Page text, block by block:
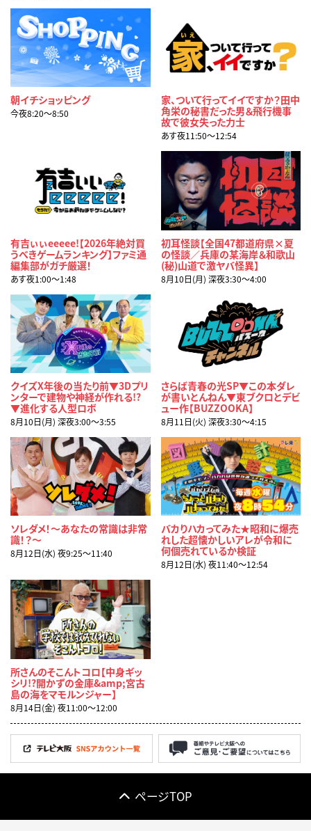
朝イチショッピング
今夜8:20〜8:50
家、ついて行ってイイですか？田中
角栄の秘書だった男＆飛行機事
故で彼女失った力士
あす夜11:50〜12:54
有吉ぃぃeeeee!【2026年絶対買
うべきゲームランキング】ファミ通
編集部がガチ厳選！
あす夜1:00〜1:48
初耳怪談【全国47都道府県×夏
の怪談／兵庫の某海岸＆和歌山
(秘)山道で激ヤバ怪異】
8月10日(月) 深夜3:30〜4:00
クイズX年後の当たり前▼3Dプリ
ンターで建物や神経が作れる!?
▼進化する人型ロボ
8月10日(月) 深夜3:00〜3:55
さらば青春の光SP▼この本ダレ
が書いとんねん▼東ブクロとデビ
ュー作【BUZZOOKA】
8月11日(火) 深夜3:30〜4:15
ソレダメ！～あなたの常識は非常
識！？～
8月12日(水) 夜9:25〜11:40
バカりハカってみた★昭和に爆売
れした超懐かしいアレが令和に
何個売れているか検証
8月12日(水) 夜11:40〜12:54
所さんのそこんトコロ【中身ギッ
シリ!?開かずの金庫&amp;宮古
島の海をマモルンジャー】
8月14日(金) 夜11:00〜12:00
ページTOP